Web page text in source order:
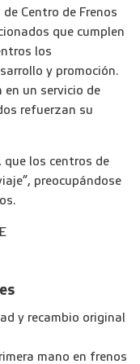
Centro de Frenos
que cumplen
los
y promoción.
un servicio de
refuerzan su
los centros de
preocupándose
y recambio original
mano en frenos